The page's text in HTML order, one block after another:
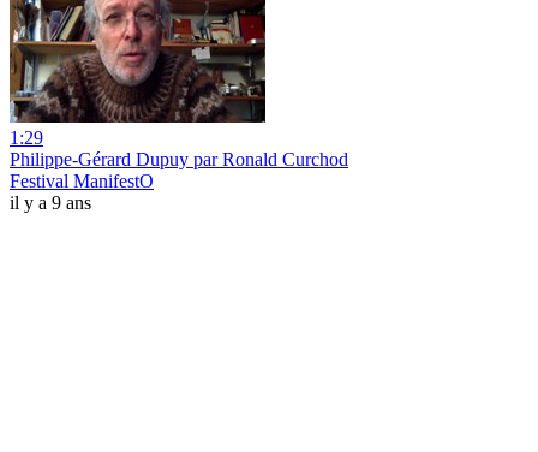
1:29
Philippe-Gérard Dupuy par Ronald Curchod
Festival ManifestO
il y a 9 ans